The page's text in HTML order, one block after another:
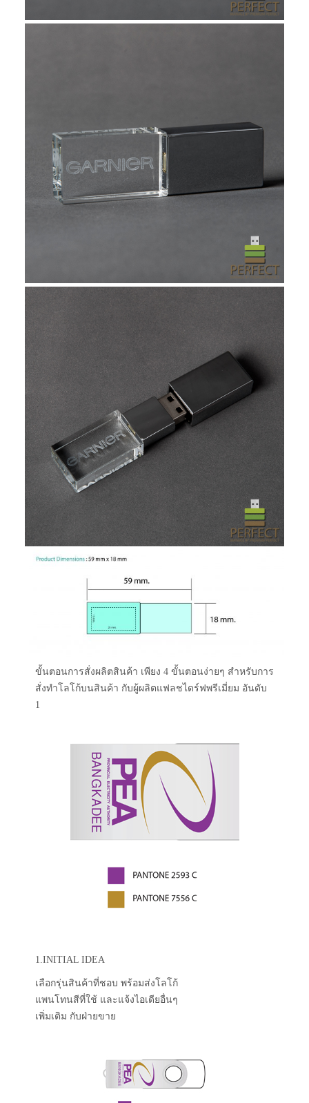
ขั้นตอนการสั่งผลิตสินค้า เพียง 4 ขั้นตอนง่ายๆ สำหรับการ
สั่งทำโลโก้บนสินค้า กับผู้ผลิตแฟลชไดร์ฟพรีเมี่ยม อันดับ
1
1.INITIAL IDEA
เลือกรุ่นสินค้าที่ชอบ พร้อมส่งโลโก้
แพนโทนสีที่ใช้ และแจ้งไอเดียอื่นๆ
เพิ่มเติม กับฝ่ายขาย